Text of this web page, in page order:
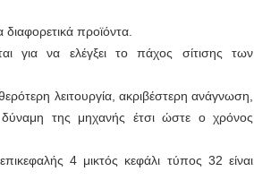
προϊόντα.
για να ελέγξει το πάχος σίτισης των
λειτουργία, ακριβέστερη ανάγνωση,
δύναμη της μηχανής έτσι ώστε ο χρόνος
4 μικτός κεφάλι τύπος 32 είναι